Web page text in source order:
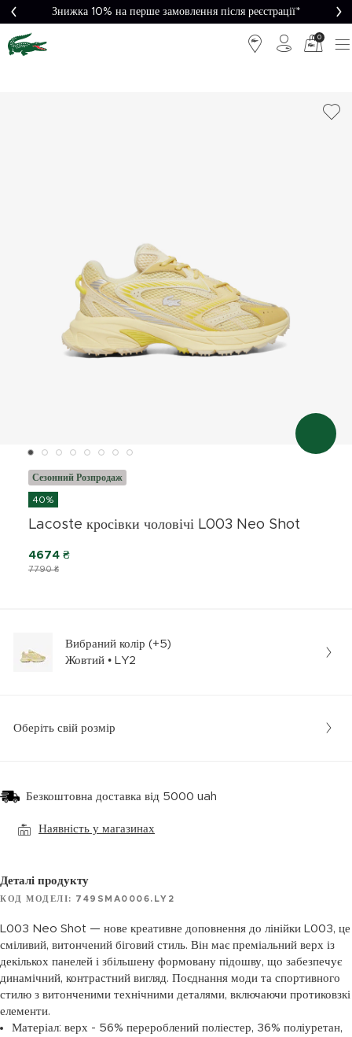
Знижка 10% на перше замовлення після реєстрації*
0
Сезонний Розпродаж
40%
Lacoste кросівки чоловічі L003 Neo Shot
7790 ₴
4674 ₴
Вибраний колір (+5)
Жовтий • LY2
Оберіть свій розмір
Безкоштовна доставка від 5000 uah
Наявність у магазинах
Деталі продукту
КОД МОДЕЛІ: 749SMA0006.LY2
L003 Neo Shot — нове креативне доповнення до лінійки L003, це
сміливий, витончений біговий стиль. Він має преміальний верх із
декількох панелей і збільшену формовану підошву, що забезпечує
динамічний, контрастний вигляд. Поєднання моди та спортивного
стилю з витонченими технічними деталями, включаючи протиковзкі
елементи.
Матеріал: верх - 56% перероблений поліестер, 36% поліуретан,
доставка від
5000₴*